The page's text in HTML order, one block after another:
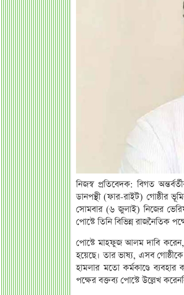
নিজস্ব প্রতিবেদক: বিগত
ডানপন্থী (ফার-রাইট) গোষ্ঠীর
সোমবার (৬ জুলাই) নিজের
পোস্টে তিনি বিভিন্ন রাজনৈতিক
পোস্টে মাহফুজ আলম দাবি করেন,
হয়েছে। তার ভাষ্য, এসব গোষ্ঠীকে
হামলার মতো কর্মকাণ্ডে ব্যবহার
পক্ষের বক্তব্য পোস্টে উল্লেখ